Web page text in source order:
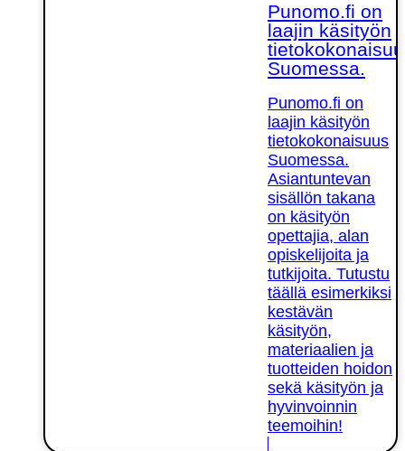
Punomo.fi on
laajin käsityön
Suomessa.
Punomo.fi on
laajin käsityön
tietokokonaisuus
Suomessa.
Asiantuntevan
sisällön takana
on käsityön
opettajia, alan
opiskelijoita ja
tutkijoita. Tutustu
täällä esimerkiksi
kestävän
käsityön,
materiaalien ja
tuotteiden hoidon
sekä käsityön ja
hyvinvoinnin
teemoihin!